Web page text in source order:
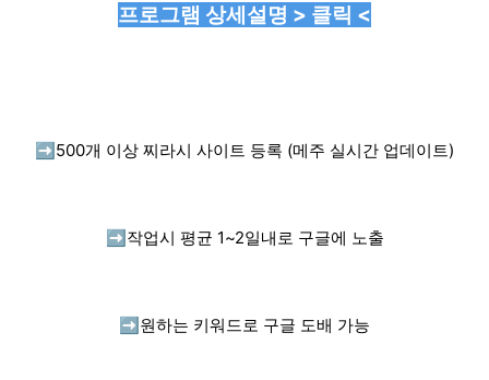
프로그램 상세설명 > 클릭 <
➡️ 500개 이상 찌라시 사이트 등록 (메주 실시간 업데이트)
➡️ 작업시 평균 1~2일내로 구글에 노출
➡️ 원하는 키워드로 구글 도배 가능